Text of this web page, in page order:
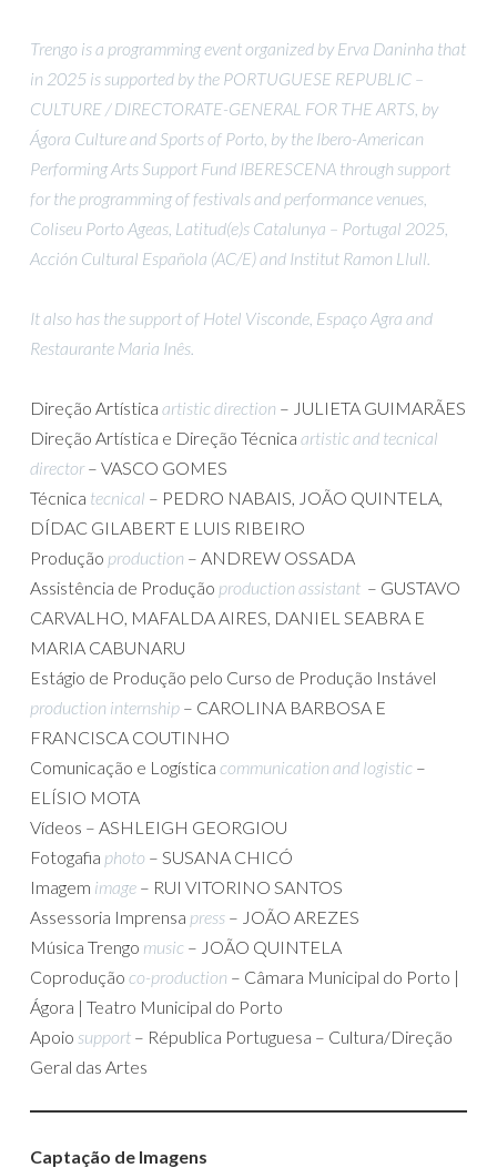
Trengo is a programming event organized by Erva Daninha that
in 2025 is supported by the PORTUGUESE REPUBLIC –
CULTURE / DIRECTORATE-GENERAL FOR THE ARTS, by
Ágora Culture and Sports of Porto, by the Ibero-American
Performing Arts Support Fund IBERESCENA through support
for the programming of festivals and performance venues,
Coliseu Porto Ageas, Latitud(e)s Catalunya – Portugal 2025,
Acción Cultural Española (AC/E) and Institut Ramon Llull.
It also has the support of Hotel Visconde, Espaço Agra and
Restaurante Maria Inês.
Direção Artística artistic direction – JULIETA GUIMARÃES
Direção Artística e Direção Técnica artistic and tecnical
director– VASCO GOMES
Técnica tecnical – PEDRO NABAIS, JOÃO QUINTELA,
DÍDAC GILABERT E LUIS RIBEIRO
Produção production – ANDREW OSSADA
Assistência de Produção production assistant – GUSTAVO
CARVALHO, MAFALDA AIRES, DANIEL SEABRA E
MARIA CABUNARU
Estágio de Produção pelo Curso de Produção Instável
production internship – CAROLINA BARBOSA E
FRANCISCA COUTINHO
Comunicação e Logística communication and logistic –
ELÍSIO MOTA
Vídeos – ASHLEIGH GEORGIOU
Fotogafia photo – SUSANA CHICÓ
Imagem image – RUI VITORINO SANTOS
Assessoria Imprensa press – JOÃO AREZES
Música Trengo music – JOÃO QUINTELA
Coprodução co-production – Câmara Municipal do Porto |
Ágora | Teatro Municipal do Porto
Apoio support – Républica Portuguesa – Cultura/Direção
Geral das Artes
Captação de Imagens